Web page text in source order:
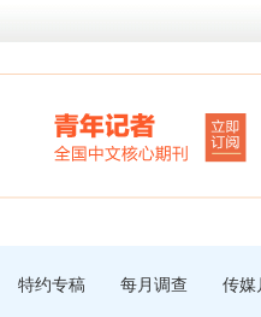
特约专稿 每月调查 传媒